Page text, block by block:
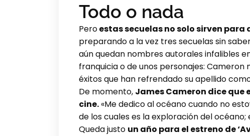
Todo o nada
Peroestas secuelas no solo sirven
preparando a la vez tres secuelas sin
aún quedan nombres autorales infalibles
franquicia o de unos personajes:
éxitos que han refrendado su apellido
De momento, James Cameron dice que
cine. «Me dedico al océano cuando no
de los cuales es la exploración del
Queda justo un año para el estreno de